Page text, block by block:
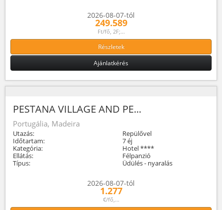
2026-08-07-tól
249.589
Ft/fő, 2F;...
Részletek
Ajánlatkérés
PESTANA VILLAGE AND PE...
Portugália, Madeira
Utazás:
Repülővel
Időtartam:
7 éj
Kategória:
Hotel ****
Ellátás:
Félpanzió
Típus:
Üdülés - nyaralás
2026-08-07-tól
1.277
€/fő,...